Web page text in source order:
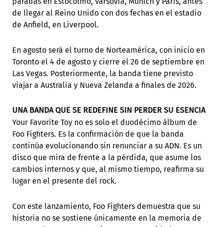
de llegar al Reino Unido con dos fechas en el estadio
de Anfield, en Liverpool.
En agosto será el turno de Norteamérica, con inicio en
Toronto el 4 de agosto y cierre el 26 de septiembre en
Las Vegas. Posteriormente, la banda tiene previsto
viajar a Australia y Nueva Zelanda a finales de 2026.
UNA BANDA QUE SE REDEFINE SIN PERDER SU ESENCIA
Your Favorite Toy no es solo el duodécimo álbum de
Foo Fighters. Es la confirmación de que la banda
continúa evolucionando sin renunciar a su ADN. Es un
disco que mira de frente a la pérdida, que asume los
cambios internos y que, al mismo tiempo, reafirma su
lugar en el presente del rock.
Con este lanzamiento, Foo Fighters demuestra que su
historia no se sostiene únicamente en la memoria de